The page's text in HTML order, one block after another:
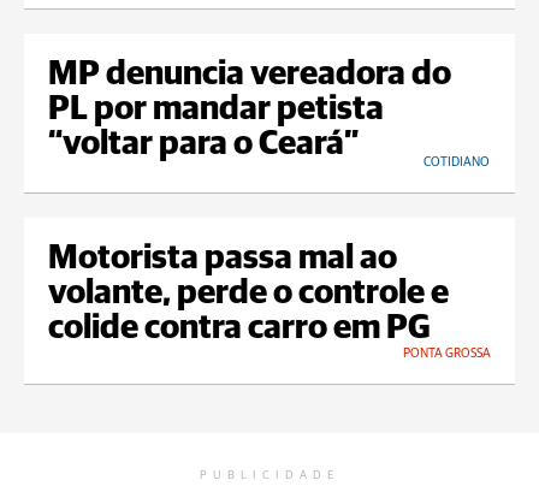
MP denuncia vereadora do
PL por mandar petista
“voltar para o Ceará”
COTIDIANO
Motorista passa mal ao
volante, perde o controle e
colide contra carro em PG
PONTA GROSSA
PUBLICIDADE